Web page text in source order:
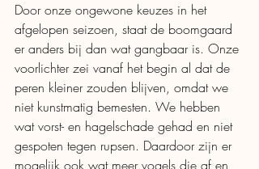
Door onze ongewone keuzes in het
afgelopen seizoen, staat de boomgaard
er anders bij dan wat gangbaar is. Onze
voorlichter zei vanaf het begin al dat de
peren kleiner zouden blijven, omdat we
niet kunstmatig bemesten. We hebben
wat vorst- en hagelschade gehad en niet
gespoten tegen rupsen. Daardoor zijn er
mogelijk ook wat meer vogels die af en